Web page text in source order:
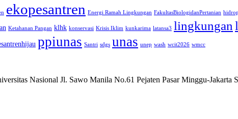
ekopesantren Energi Ramah Lingkungan FakultasBiologidanPertanian
Ketahanan Pangan klhk konservasi Krisis Iklim kunkarima latansa3 lingkungan
ppiunas Santri sdgs unas unep wash wcit2026 wmcc
Nasional Jl. Sawo Manila No.61 Pejaten Pasar Minggu-Jakarta